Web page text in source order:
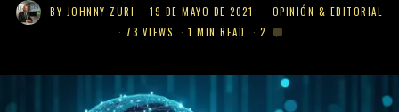
BY JOHNNY ZURI 19 DE MAYO DE 2021
OPINIÓN & EDITORIAL
73 VIEWS
1 MIN READ 2